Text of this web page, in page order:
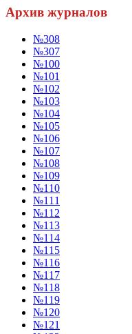
Архив журналов
№308
№307
№100
№101
№102
№103
№104
№105
№106
№107
№108
№109
№110
№111
№112
№113
№114
№115
№116
№117
№118
№119
№120
№121